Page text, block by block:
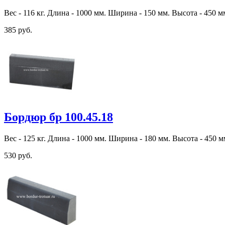
Вес - 116 кг. Длина - 1000 мм. Ширина - 150 мм. Высота - 450
385 руб.
Бордюр бр 100.45.18
Вес - 125 кг. Длина - 1000 мм. Ширина - 180 мм. Высота - 450
530 руб.